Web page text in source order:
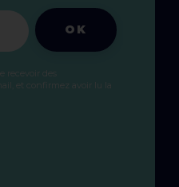
OK
des
et confirmez avoir lu la